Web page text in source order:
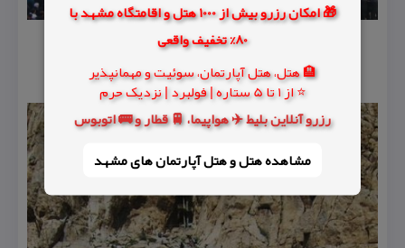
🎁 امکان رزرو بیش از 1000 هتل و اقامتگاه مشهد با
80% تخفیف واقعی
🏨 هتل، هتل آپارتمان، سوئیت و مهمانپذیر
⭐ از 1 تا 5 ستاره | فولبرد | نزدیک حرم
رزرو آنلاین بلیط ✈️ هواپیما، 🚆 قطار و 🚌 اتوبوس
مشاهده هتل و هتل‌ آپارتمان های مشهد